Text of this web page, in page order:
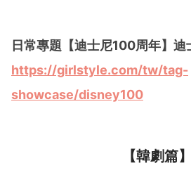
日常專題【迪士尼100周年】迪
https://girlstyle.com/tw/tag-
showcase/disney100
【韓劇篇】